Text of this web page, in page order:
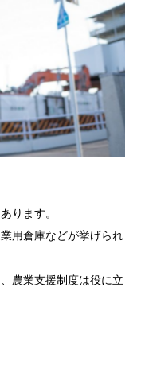
ります。
用倉庫などが挙げられ
農業支援制度は役に立